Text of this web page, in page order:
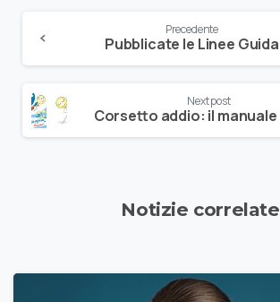
Precedente
Pubblicate le Linee Guida
Next post
Notizie correlate